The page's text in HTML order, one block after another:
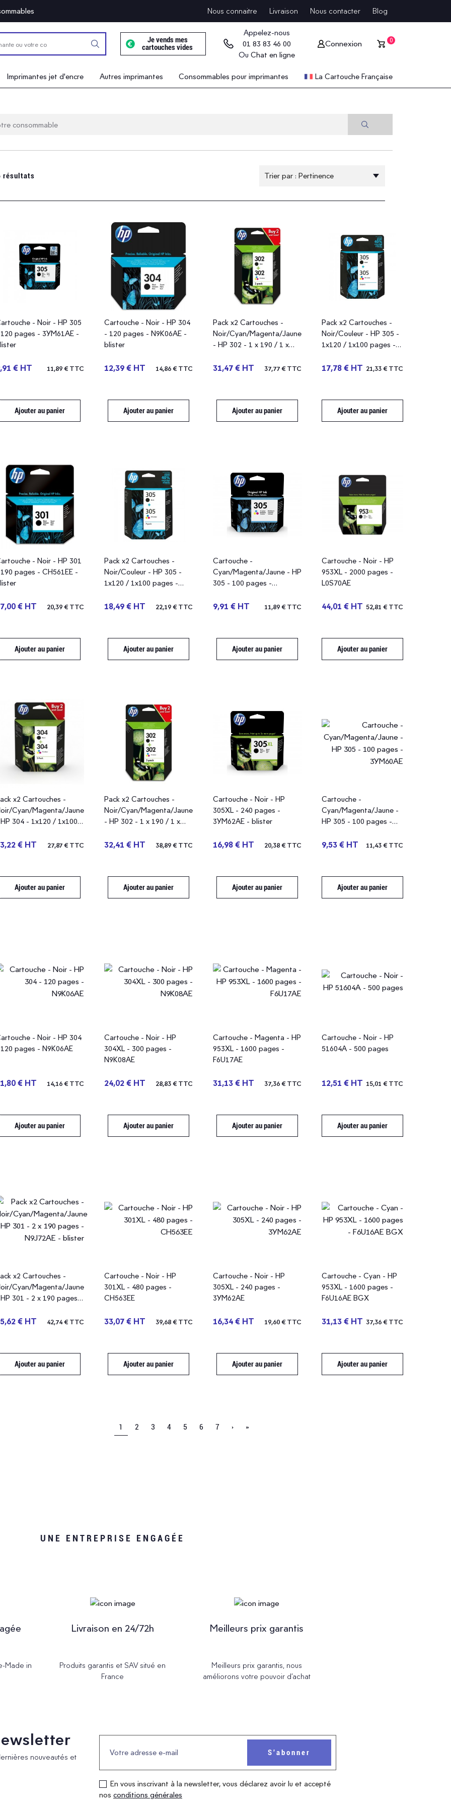
Nous connaitre Livraison Nous contacter Blog
Je vends mes
cartouches vides
Appelez-nous
01 83 83 46 00
Ou Chat en ligne
Connexion 0
Imprimantes jet d'encre Autres imprimantes Consommables pour imprimantes La Cartouche Française
résultats
- Noir - HP 305
pages - 3YM61AE -
€ HT 11,89 € TTC
Ajouter au panier
Cartouche - Noir - HP 304
- 120 pages - N9K06AE -
blister
12,39 € HT 14,86 € TTC
Ajouter au panier
Pack x2 Cartouches -
Noir/Cyan/Magenta/Jaune
- HP 302 - 1 x 190 / 1 x
31,47 € HT 37,77 € TTC
Ajouter au panier
Pack x2 Cartouches -
Noir/Couleur - HP 305 -
1x120 / 1x100 pages -
17,78 € HT 21,33 € TTC
Ajouter au panier
- Noir - HP 301
pages - CH561EE -
€ HT 20,39 € TTC
Ajouter au panier
Pack x2 Cartouches -
Noir/Couleur - HP 305 -
1x120 / 1x100 pages -
18,49 € HT 22,19 € TTC
Ajouter au panier
Cartouche -
Cyan/Magenta/Jaune - HP
305 - 100 pages -
9,91 € HT 11,89 € TTC
Ajouter au panier
Cartouche - Noir - HP
953XL - 2000 pages -
L0S70AE
44,01 € HT 52,81 € TTC
Ajouter au panier
x2 Cartouches -
Cyan/Magenta/Jaune
304 - 1x120 / 1x100
€ HT 27,87 € TTC
Ajouter au panier
Pack x2 Cartouches -
Noir/Cyan/Magenta/Jaune
- HP 302 - 1 x 190 / 1 x
blister
32,41 € HT 38,89 € TTC
Ajouter au panier
Cartouche - Noir - HP
305XL - 240 pages -
3YM62AE - blister
16,98 € HT 20,38 € TTC
Ajouter au panier
Cartouche -
Cyan/Magenta/Jaune -
HP 305 - 100 pages -
9,53 € HT 11,43 € TTC
Ajouter au panier
- Noir - HP 304
pages - N9K06AE
€ HT 14,16 € TTC
Ajouter au panier
Cartouche - Noir - HP
304XL - 300 pages -
N9K08AE
24,02 € HT 28,83 € TTC
Ajouter au panier
Cartouche - Magenta - HP
953XL - 1600 pages -
F6U17AE
31,13 € HT 37,36 € TTC
Ajouter au panier
Cartouche - Noir - HP
51604A - 500 pages
12,51 € HT 15,01 € TTC
Ajouter au panier
x2 Cartouches -
Cyan/Magenta/Jaune
301 - 2 x 190 pages -
€ HT 42,74 € TTC
Ajouter au panier
Cartouche - Noir - HP
301XL - 480 pages -
CH563EE
33,07 € HT 39,68 € TTC
Ajouter au panier
Cartouche - Noir - HP
305XL - 240 pages -
3YM62AE
16,34 € HT 19,60 € TTC
Ajouter au panier
Cartouche - Cyan - HP
953XL - 1600 pages -
F6U16AE BGX
31,13 € HT 37,36 € TTC
Ajouter au panier
1 2 3 4 5 6 7 › »
UNE ENTREPRISE ENGAGÉE
Made in
Livraison en 24/72h
Produits garantis et SAV situé en
France
Meilleurs prix garantis
Meilleurs prix garantis, nous
améliorons votre pouvoir d’achat
nouveautés et
En vous inscrivant à la newsletter, vous déclarez avoir lu et accepté
nos conditions générales